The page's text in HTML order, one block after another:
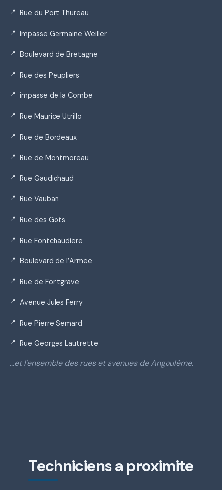
Rue du Port Thureau
Impasse Germaine Weiller
Boulevard de Bretagne
Rue des Peupliers
impasse de la Combe
Rue Maurice Utrillo
Rue de Bordeaux
Rue de Montmoreau
Rue Gaudichaud
Rue Vauban
Rue des Gots
Rue Fontchaudiere
Boulevard de l’Armee
Rue de Fontgrave
Avenue Jules Ferry
Rue Pierre Semard
Rue Georges Lautrette
…et l'ensemble des rues et avenues de Angoulême.
Techniciens a proximite